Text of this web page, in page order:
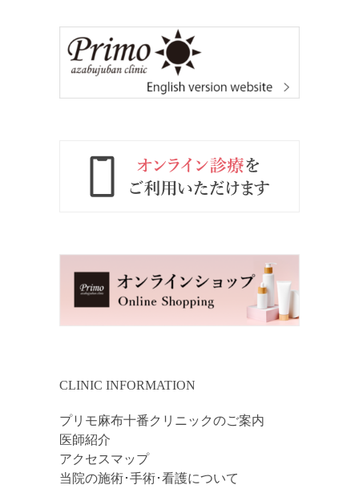
CLINIC INFORMATION
プリモ麻布十番クリニックのご案内
医師紹介
アクセスマップ
当院の施術･手術･看護について